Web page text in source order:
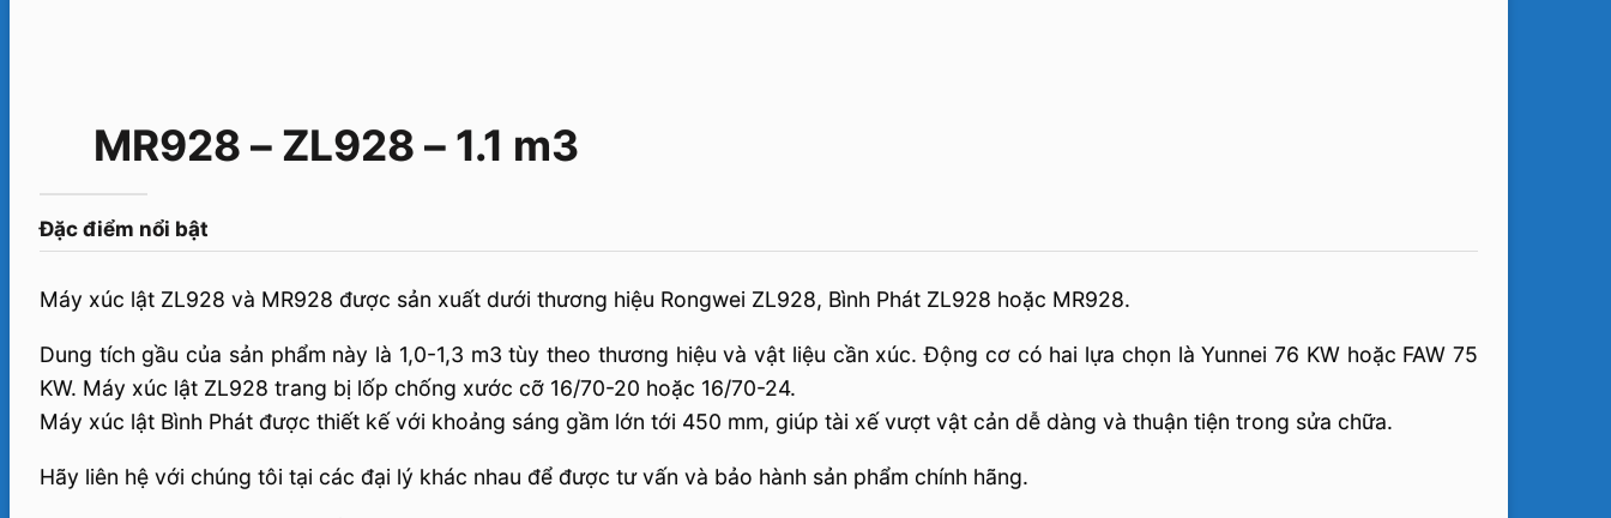
MR928 – ZL928 – 1.1 m3
Đặc điểm nổi bật
Máy xúc lật ZL928 và MR928 được sản xuất dưới thương hiệu Rongwei ZL928, Bình Phát ZL928 hoặc MR928.
Dung tích gầu của sản phẩm này là 1,0-1,3 m3 tùy theo thương hiệu và vật liệu cần xúc. Động cơ có hai lựa chọn là Yunnei 76 KW hoặc FAW 75
KW. Máy xúc lật ZL928 trang bị lốp chống xước cỡ 16/70-20 hoặc 16/70-24.
Máy xúc lật Bình Phát được thiết kế với khoảng sáng gầm lớn tới 450 mm, giúp tài xế vượt vật cản dễ dàng và thuận tiện trong sửa chữa.
Hãy liên hệ với chúng tôi tại các đại lý khác nhau để được tư vấn và bảo hành sản phẩm chính hãng.